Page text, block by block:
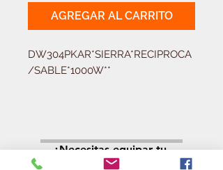
AGREGAR AL CARRITO
DW304PKAR*SIERRA*RECIPROCA
/SABLE*1000W**
¿Necesitas equipar tu
ferretería?